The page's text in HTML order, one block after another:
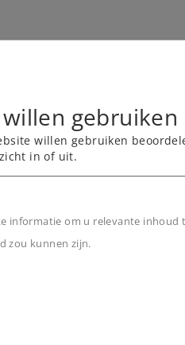
gebruiken
willen gebruiken
in of uit.
informatie om u relevante
zou kunnen zijn.